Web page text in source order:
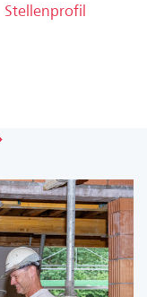
Stellenprofil